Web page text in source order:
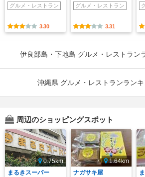
グルメ・レストラン
3.30
グルメ・レストラン
3.31
伊良部島・下地島 グルメ・レストラン
沖縄県 グルメ・レストランラン
周辺のショッピングスポット
0.75km
まるきスーパー
1.64km
ナガサキ屋